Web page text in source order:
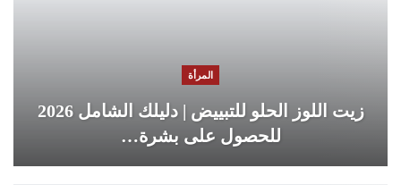
المرأة
زيت اللوز الحلو للتبييض | دليلك الشامل 2026
للحصول على بشرة…